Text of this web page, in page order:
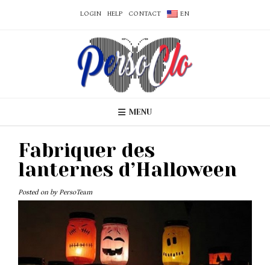
LOGIN HELP CONTACT EN
MENU
Fabriquer des
lanternes d’Halloween
Posted on by PersoTeam